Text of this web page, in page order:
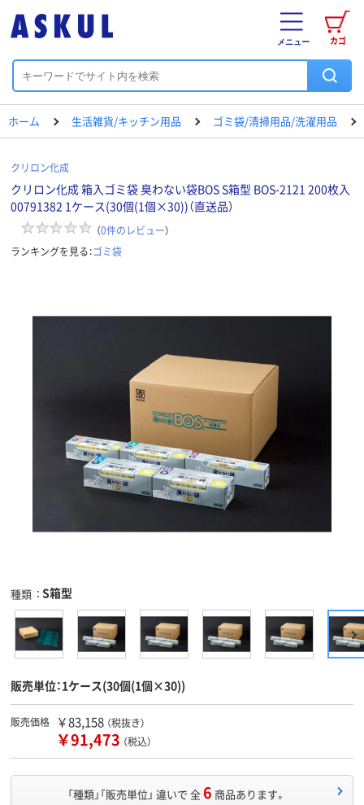
カゴ
メニュー
ホーム 生活雑貨/キッチン用品 ゴミ袋/清掃用品/洗濯用品
クリロン化成
クリロン化成 箱入ゴミ袋 臭わない袋BOS S箱型 BOS-2121 200枚入
00791382 1ケース(30個(1個×30))（直送品）
（0件のレビュー）
ランキングを見る：ゴミ袋
種類 S箱型
販売単位：1ケース(30個(1個×30))
販売価格 ￥83,158 （税抜き）
￥91,473 （税込）
「種類」「販売単位」 違いで 全6 商品あります。